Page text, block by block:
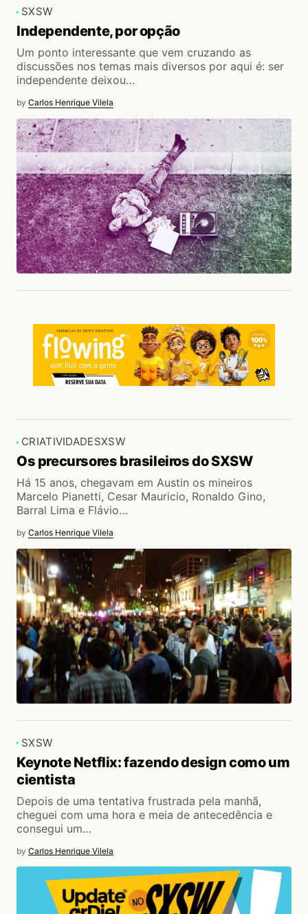
SXSW
Independente, por opção
Um ponto interessante que vem cruzando as
discussões nos temas mais diversos por aqui é: ser
independente deixou…
by Carlos Henrique Vilela
CRIATIVIDADESXSW
Os precursores brasileiros do SXSW
Há 15 anos, chegavam em Austin os mineiros
Marcelo Pianetti, Cesar Mauricio, Ronaldo Gino,
Barral Lima e Flávio…
by Carlos Henrique Vilela
SXSW
Keynote Netflix: fazendo design como um
cientista
Depois de uma tentativa frustrada pela manhã,
cheguei com uma hora e meia de antecedência e
consegui um…
by Carlos Henrique Vilela